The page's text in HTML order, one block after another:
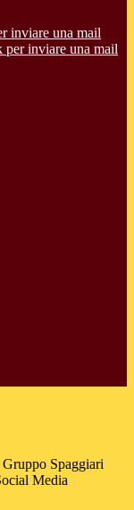
inviare una mail
per inviare una mail
Spaggiari
Media